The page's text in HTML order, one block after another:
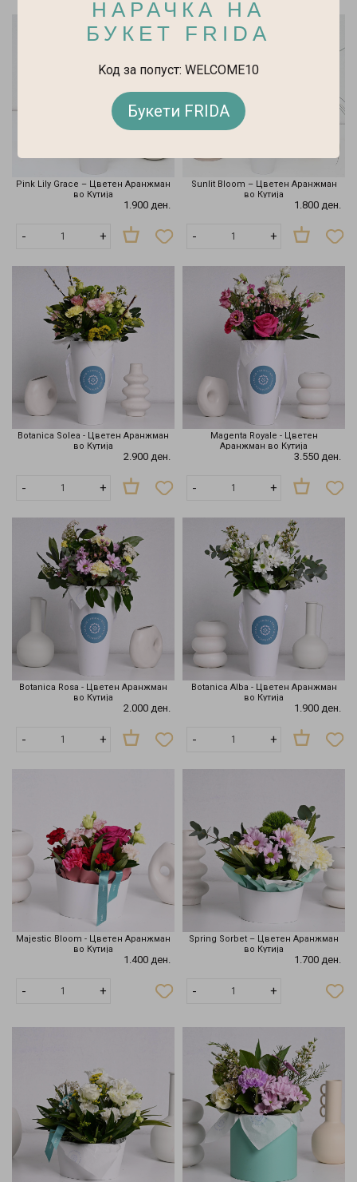
Pink Lily Grace – Цветен Аранжман
во Кутија
1.900 ден.
- +
Sunlit Bloom – Цветен Аранжман
во Кутија
1.800 ден.
- +
Botanica Solea - Цветен Аранжман
во Кутија
2.900 ден.
- +
Magenta Royale - Цветен
Аранжман во Кутија
3.550 ден.
- +
Botanica Rosa - Цветен Аранжман
во Кутија
2.000 ден.
- +
Botanica Alba - Цветен Аранжман
во Кутија
1.900 ден.
- +
Majestic Bloom - Цветен Аранжман
во Кутија
1.400 ден.
- +
Spring Sorbet – Цветен Аранжман
во Кутија
1.700 ден.
- +
НАРАЧКА НА
БУКЕТ FRIDA
Kод за попуст: WELCOME10
Букети FRIDA